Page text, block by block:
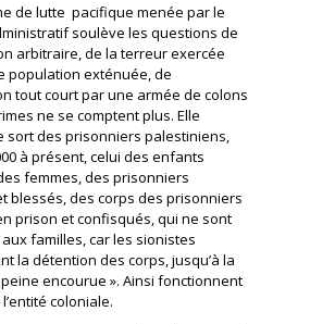
de lutte pacifique menée par le
soulève les questions de
arbitraire, de la terreur exercée
population exténuée, de
tout court par une armée de colons
ne se comptent plus. Elle
sort des prisonniers palestiniens,
à présent, celui des enfants
femmes, des prisonniers
blessés, des corps des prisonniers
prison et confisqués, qui ne sont
familles, car les sionistes
la détention des corps, jusqu’à la
encourue ». Ainsi fonctionnent
coloniale.